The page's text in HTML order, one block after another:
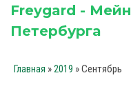
Freygard -
Петербурга
Главная »2019 »Сентябрь